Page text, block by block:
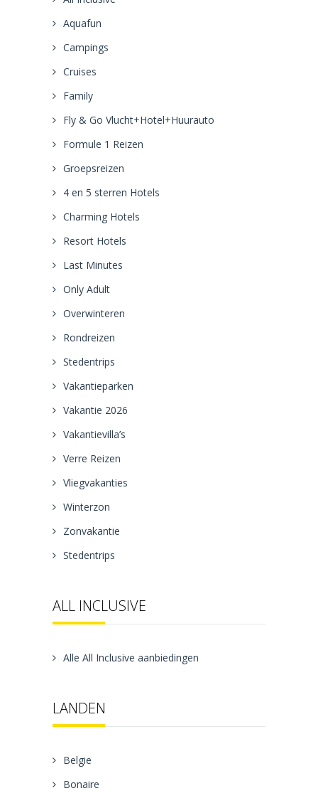
Aquafun
Campings
Cruises
Family
Fly & Go Vlucht+Hotel+Huurauto
Formule 1 Reizen
Groepsreizen
4 en 5 sterren Hotels
Charming Hotels
Resort Hotels
Last Minutes
Only Adult
Overwinteren
Rondreizen
Stedentrips
Vakantieparken
Vakantie 2026
Vakantievilla’s
Verre Reizen
Vliegvakanties
Winterzon
Zonvakantie
Stedentrips
ALL INCLUSIVE
Alle All Inclusive aanbiedingen
LANDEN
Belgie
Bonaire